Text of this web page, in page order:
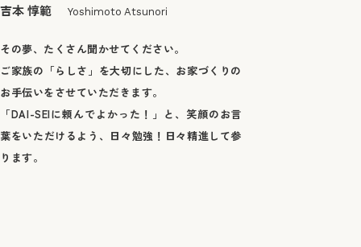
​吉本 惇範 Yoshimoto Atsunori
その夢、たくさん聞かせてください。
ご家族の「らしさ」を大切にした、お家づくりの
お手伝いをさせていただきます。
「DAI-SEIに頼んでよかった！」と、笑顔のお言
葉をいただけるよう、日々勉強！日々精進して参
ります。